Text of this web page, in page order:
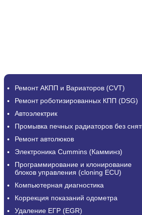
Ремонт АКПП и Вариаторов (CVT)
Ремонт роботизированных КПП (DSG)
Автоэлектрик
Промывка печных радиаторов без
Ремонт автолюков
Электроника Cummins (Камминз)
Программирование и клонирование
блоков управления (cloning ECU)
Компьютерная диагностика
Коррекция показаний одометра
Удаление ЕГР (EGR)